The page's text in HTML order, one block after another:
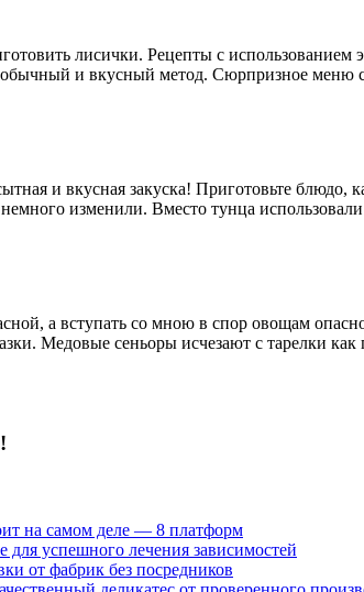
лисички. Рецепты с
и вкусный метод. Сюрпризное меню
и вкусная закуска! Приготовьте
изменили. Вместо тунца
а вступать со мною в спор овощам
Медовые сеньоры исчезают с тарелки
на самом деле — 8 платформ
для успешного лечения зависимостей
от фабрик без посредников